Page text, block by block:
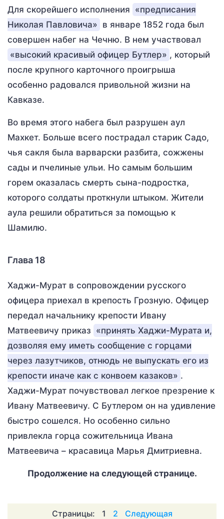
Для скорейшего исполнения «предписания
Николая Павловича» в январе 1852 года был
совершен набег на Чечню. В нем участвовал
«высокий красивый офицер Бутлер» , который
после крупного карточного проигрыша
особенно радовался привольной жизни на
Кавказе.
Во время этого набега был разрушен аул
Махкет. Больше всего пострадал старик Садо,
чья сакля была варварски разбита, сожжены
сады и пчелиные ульи. Но самым большим
горем оказалась смерть сына-подростка,
которого солдаты проткнули штыком. Жители
аула решили обратиться за помощью к
Шамилю.
Глава 18
Хаджи-Мурат в сопровождении русского
офицера приехал в крепость Грозную. Офицер
передал начальнику крепости Ивану
Матвеевичу приказ «принять Хаджи-Мурата и,
дозволяя ему иметь сообщение с горцами
через лазутчиков, отнюдь не выпускать его из
крепости иначе как с конвоем казаков» .
Хаджи-Мурат почувствовал легкое презрение к
Ивану Матвеевичу. С Бутлером он на удивление
быстро сошелся. Но особенно сильно
привлекла горца сожительница Ивана
Матвеевича – красавица Марья Дмитриевна.
Продолжение на следующей странице.
Страницы: 1 2 Следующая